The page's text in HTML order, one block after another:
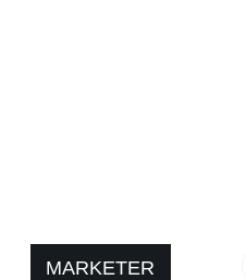
MARKETER